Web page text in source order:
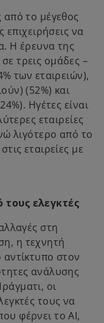
από το μέγεθος
επιχειρήσεις να
Η έρευνα της
τρεις ομάδες –
των εταιρειών),
(52%) και
Ηγέτες είναι
εταιρείες
λιγότερο από το
εταιρείες με
ελεγκτές
στη
η τεχνητή
στον
ανάλυσης
οι
τους να
φέρνει το ΑΙ,